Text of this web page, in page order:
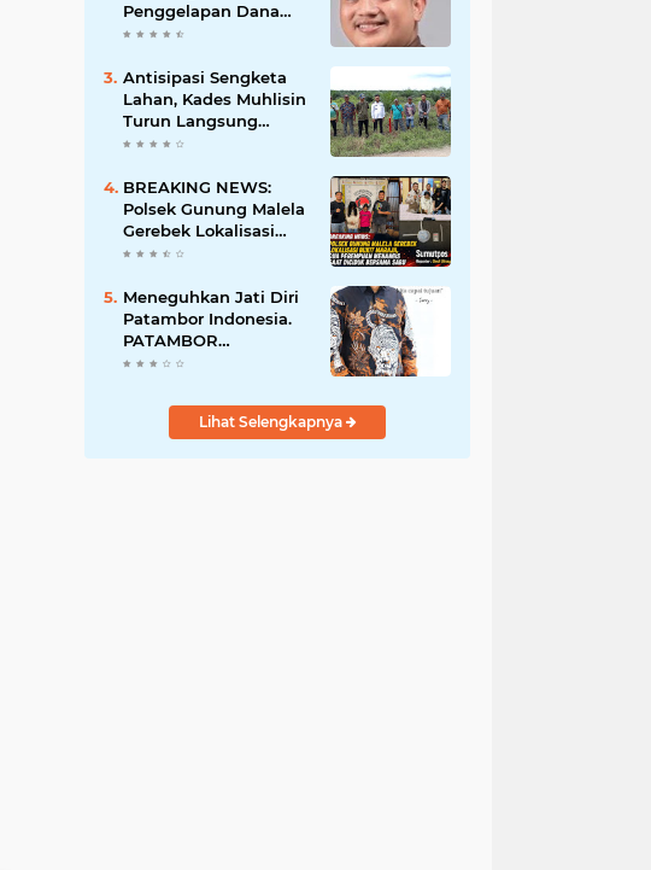
Penggelapan Dana
Pensiunan Guru dan
Pastikan Proses
Hukum Berjalan
Antisipasi Sengketa
Lahan, Kades Muhlisin
Turun Langsung
Tinjau Batas Wilayah
Diserobot PT Jatim
Jaya Perkasa
BREAKING NEWS:
Polsek Gunung Malela
Gerebek Lokalisasi
Bukit Maraja, Dua
Saat Diciduk Bersama
Sabu
Meneguhkan Jati Diri
Patambor Indonesia.
PATAMBOR
INDONESIA Akan
Jakarta.
Lihat Selengkapnya